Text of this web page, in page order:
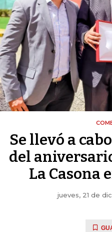
Se llevó a
del
La Casona
jueves, 21 de